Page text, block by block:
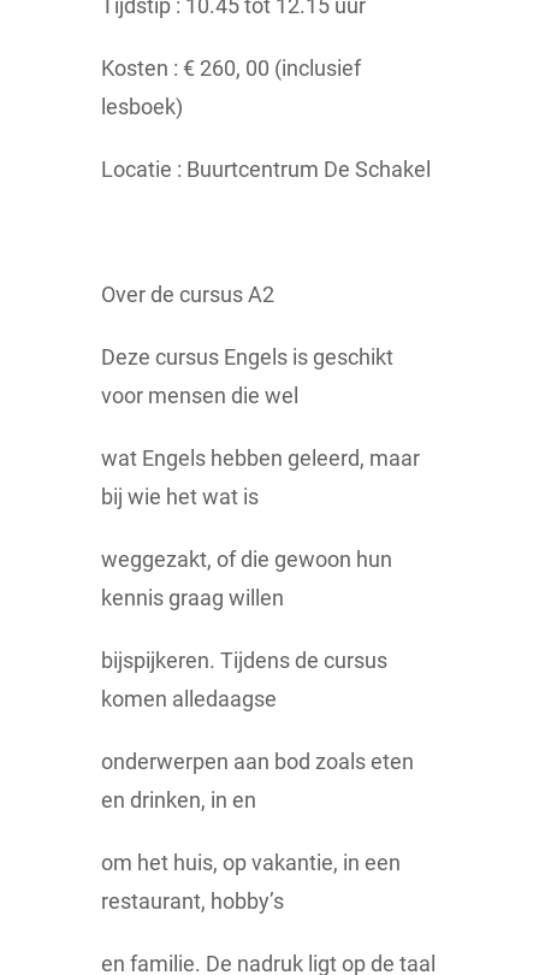
Tijdstip : 10.45 tot 12.15 uur
Kosten : € 260, 00 (inclusief
lesboek)
Locatie : Buurtcentrum De Schakel
Over de cursus A2
Deze cursus Engels is geschikt
voor mensen die wel
wat Engels hebben geleerd, maar
bij wie het wat is
weggezakt, of die gewoon hun
kennis graag willen
bijspijkeren. Tijdens de cursus
komen alledaagse
onderwerpen aan bod zoals eten
en drinken, in en
om het huis, op vakantie, in een
restaurant, hobby’s
en familie. De nadruk ligt op de taal